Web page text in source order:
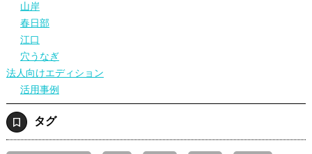
山岸
春日部
江口
穴うなぎ
法人向けエディション
活用事例
タグ